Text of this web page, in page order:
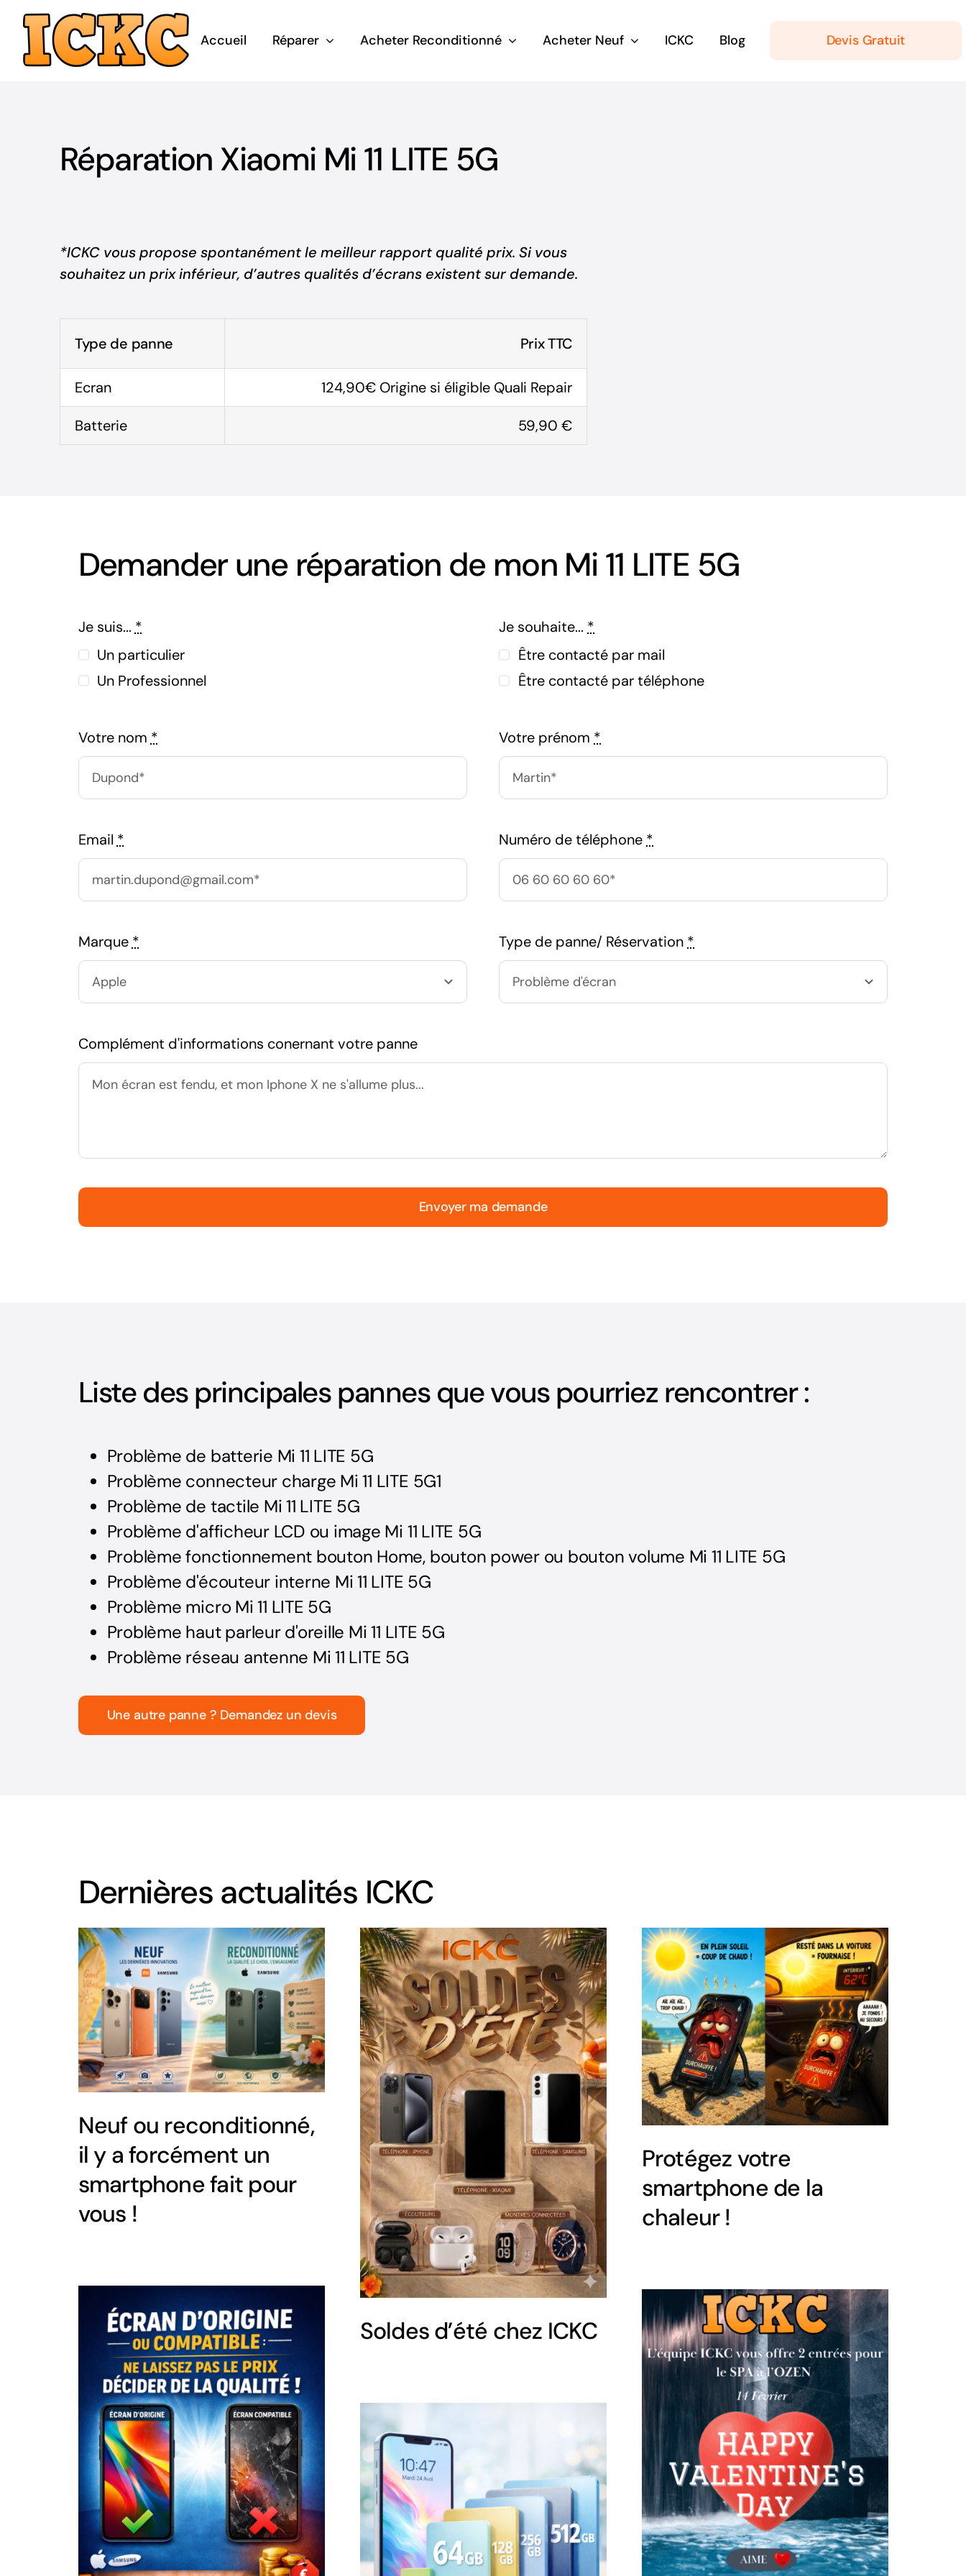
Passer
contenu
Accueil Réparer Acheter Reconditionné Acheter Neuf ICKC Blog Devis Gratuit
Réparation Xiaomi Mi 11 LITE 5G
*ICKC vous propose spontanément le meilleur rapport qualité prix. Si vous
souhaitez un prix inférieur, d’autres qualités d’écrans existent sur demande.
Type de panne Prix TTC
Ecran 124,90€ Origine si éligible Quali Repair
Batterie 59,90 €
Demander une réparation de mon Mi 11 LITE 5G
Je suis... *
Un particulier
Un Professionnel
Votre nom *
Email *
Marque *
Je souhaite... *
Être contacté par mail
Être contacté par téléphone
Votre prénom *
Numéro de téléphone *
Type de panne/ Réservation *
Complément d'informations conernant votre panne
Envoyer ma demande
Liste des principales pannes que vous pourriez rencontrer :
Problème de batterie Mi 11 LITE 5G
Problème connecteur charge Mi 11 LITE 5G1
Problème de tactile Mi 11 LITE 5G
Problème d'afficheur LCD ou image Mi 11 LITE 5G
Problème fonctionnement bouton Home, bouton power ou bouton volume Mi 11 LITE 5G
Problème d'écouteur interne Mi 11 LITE 5G
Problème micro Mi 11 LITE 5G
Problème haut parleur d'oreille Mi 11 LITE 5G
Problème réseau antenne Mi 11 LITE 5G
Une autre panne ? Demandez un devis
Dernières actualités ICKC
Neuf ou reconditionné,
il y a forcément un
smartphone fait pour
vous !
Soldes d’été chez ICKC
Protégez votre
smartphone de la
chaleur !